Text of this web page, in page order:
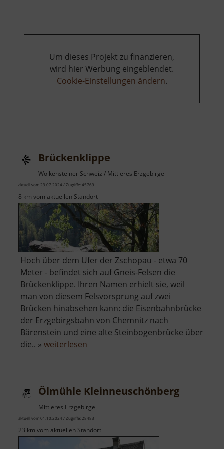
Um dieses Projekt zu finanzieren,
wird hier Werbung eingeblendet.
Cookie-Einstellungen ändern.
Brückenklippe
Wolkensteiner Schweiz / Mittleres Erzgebirge
aktuell vom 23.07.2024 / Zugriffe: 45769
8 km vom aktuellen Standort
Hoch über dem Ufer der Zschopau - etwa 70
Meter - befindet sich auf Gneis-Felsen die
Brückenklippe. Ihren Namen erhielt sie, weil
man von diesem Felsvorsprung auf zwei
Brücken hinabsehen kann: die Eisenbahnbrücke
der Erzgebirgsbahn von Chemnitz nach
Bärenstein und eine alte Steinbogenbrücke über
die.. » weiterlesen
Ölmühle Kleinneuschönberg
Mittleres Erzgebirge
aktuell vom 01.10.2024 / Zugriffe: 28483
23 km vom aktuellen Standort